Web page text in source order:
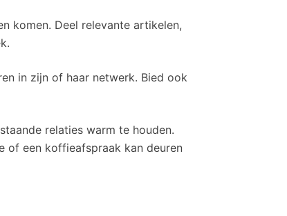
komen. Deel relevante artikelen,
in zijn of haar netwerk. Bied ook
relaties warm te houden.
of een koffieafspraak kan deuren